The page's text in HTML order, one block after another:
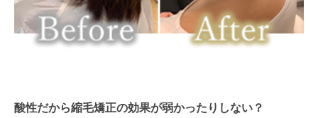
酸性だから縮毛矯正の効果が弱かったりしない？